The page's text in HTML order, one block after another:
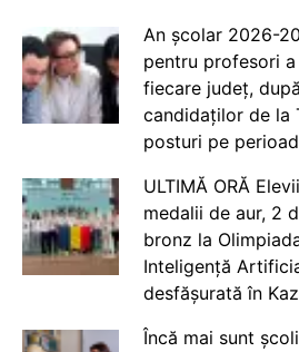
An școlar 2026-
pentru profesori
fiecare județ,
candidaților de la
posturi pe
ULTIMĂ ORĂ
medalii de aur, 2
bronz la
Inteligență
desfășurată în
Încă mai sunt